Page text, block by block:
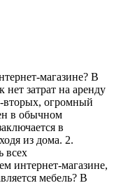
магазине? В
затрат на аренду
вторых, огромный
в обычном
в
из дома. 2.
всех
интернет-магазине,
мебель? В